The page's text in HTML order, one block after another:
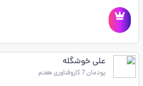
علی خوشگله
پودمان 7 کاروفناوری هفتم